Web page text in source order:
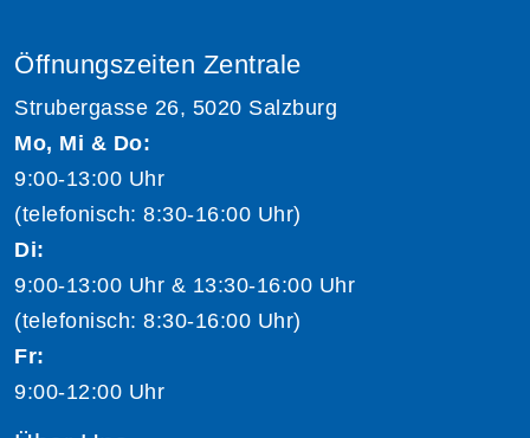
Öffnungszeiten Zentrale
Strubergasse 26, 5020 Salzburg
Mo, Mi & Do:
9:00-13:00 Uhr
(telefonisch: 8:30-16:00 Uhr)
Di:
9:00-13:00 Uhr & 13:30-16:00 Uhr
(telefonisch: 8:30-16:00 Uhr)
Fr:
9:00-12:00 Uhr